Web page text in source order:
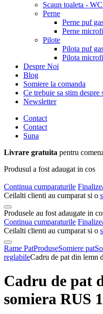
Scaun toaleta -
Perne
Perne puf
Perne
Pilote
Pilota puf
Pilota
Despre Noi
Blog
Somiere la comanda
Ce trebuie sa stim despre
Newsletter
Contact
Contact
Suna
Livrare gratuita pentru
Produsul a fost adaugat in cos
Continua cumparaturile
Ceilalti clienti au cumparat si o
Produsele au fost adaugate in
Continua cumparaturile
Ceilalti clienti au cumparat si o
Rame PatProduseSomiere pat
reglabileCadru de pat din lemn
Cadru de pat
somiera RUS